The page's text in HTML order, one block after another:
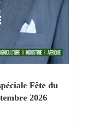
Fête du
2026